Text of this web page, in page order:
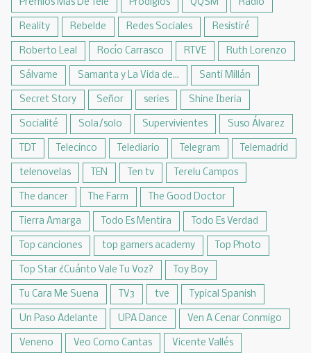
Premios Más De Tele Prodigios QQSM Radio
Reality Rebelde Redes Sociales Resistiré
Roberto Leal Rocío Carrasco RTVE Ruth Lorenzo
Sálvame Samanta y La Vida de... Santi Millán
Secret Story Señor series Shine Iberia
Socialité Sola/solo Supervivientes Suso Álvarez
TDT Telecinco Telediario Telegram Telemadrid
telenovelas TEN Ten tv Terelu Campos
The dancer The Farm The Good Doctor
Tierra Amarga Todo Es Mentira Todo Es Verdad
Top canciones top gamers academy Top Photo
Top Star ¿Cuánto Vale Tu Voz? Toy Boy
Tu Cara Me Suena TV3 tve Typical Spanish
Un Paso Adelante UPA Dance Ven A Cenar Conmigo
Veneno Veo Como Cantas Vicente Vallés